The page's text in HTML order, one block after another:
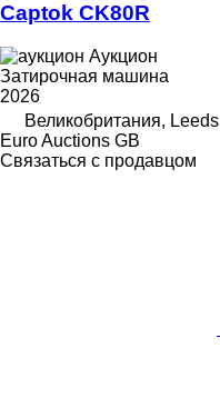
Captok CK80R
Аукцион
Затирочная машина
2026
Великобритания, Leeds
Euro Auctions GB
Связаться с продавцом